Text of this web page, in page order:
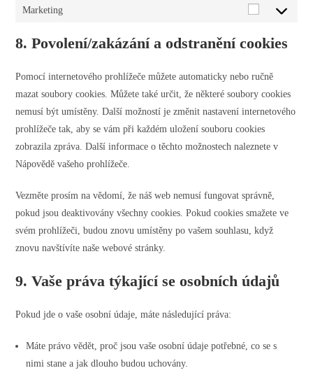
Marketing
Marketing
8. Povolení/zakázání a odstranění cookies
Pomocí internetového prohlížeče můžete automaticky nebo ručně
mazat soubory cookies. Můžete také určit, že některé soubory cookies
nemusí být umístěny. Další možností je změnit nastavení internetového
prohlížeče tak, aby se vám při každém uložení souboru cookies
zobrazila zpráva. Další informace o těchto možnostech naleznete v
Nápovědě vašeho prohlížeče.
Vezměte prosím na vědomí, že náš web nemusí fungovat správně,
pokud jsou deaktivovány všechny cookies. Pokud cookies smažete ve
svém prohlížeči, budou znovu umístěny po vašem souhlasu, když
znovu navštívíte naše webové stránky.
9. Vaše práva týkající se osobních údajů
Pokud jde o vaše osobní údaje, máte následující práva:
Máte právo vědět, proč jsou vaše osobní údaje potřebné, co se s
nimi stane a jak dlouho budou uchovány.